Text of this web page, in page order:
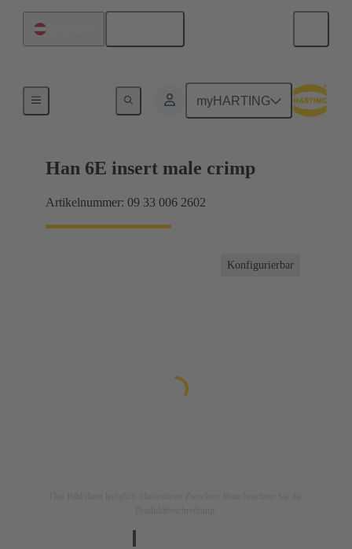
myHARTING
Ströme bis 16 A
Han 6E insert male crimp
Artikelnummer: 09 33 006 2602
Konfigurierbar